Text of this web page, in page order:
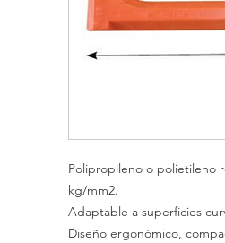
Polipropileno o polietileno
kg/mm2.
Adaptable a superficies
Diseño ergonómico,